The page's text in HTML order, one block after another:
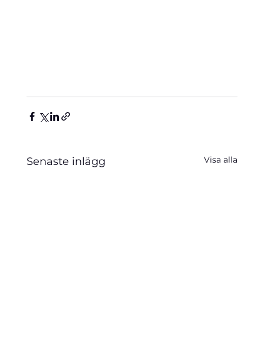
Senaste inlägg Visa alla